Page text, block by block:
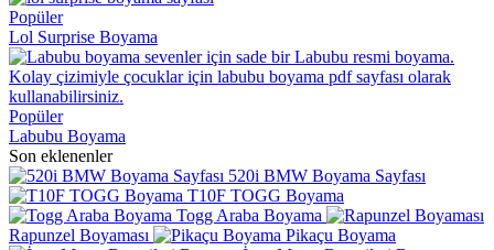
Popüler
Lol Surprise Boyama
Popüler
Labubu Boyama
Son eklenenler
520i BMW Boyama Sayfası
T10F TOGG Boyama
Togg Araba Boyama
Rapunzel Boyaması
Pikaçu Boyama